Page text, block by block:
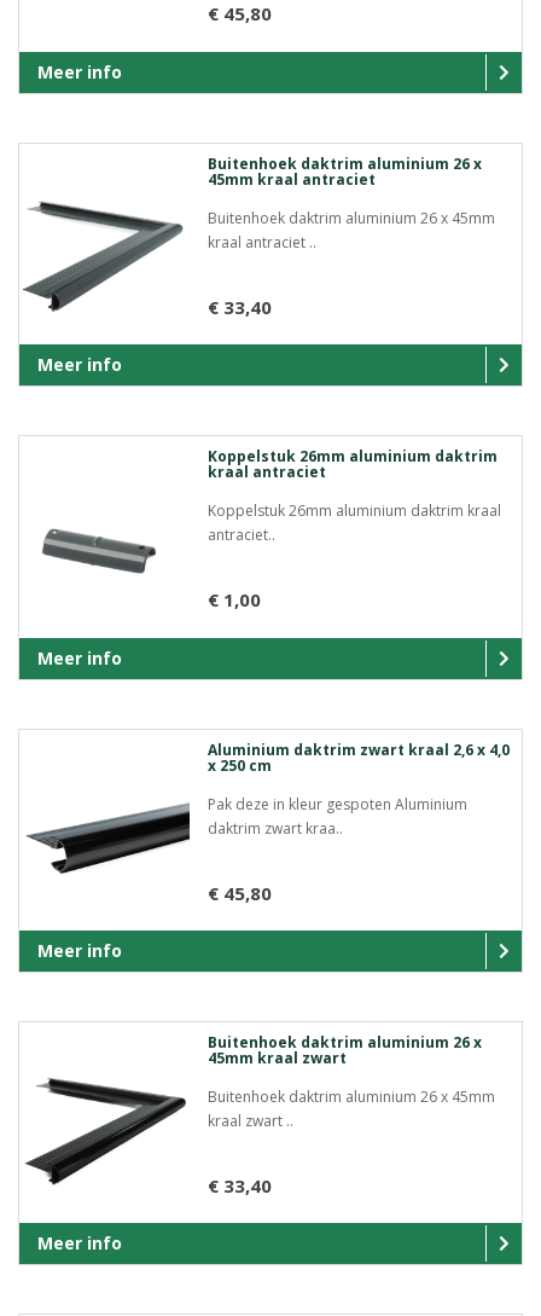
€ 45,80
Meer info
Buitenhoek daktrim aluminium 26 x
45mm kraal antraciet
Buitenhoek daktrim aluminium 26 x 45mm
kraal antraciet ..
€ 33,40
Meer info
Koppelstuk 26mm aluminium daktrim
kraal antraciet
Koppelstuk 26mm aluminium daktrim kraal
antraciet..
€ 1,00
Meer info
Aluminium daktrim zwart kraal 2,6 x 4,0
x 250 cm
Pak deze in kleur gespoten Aluminium
daktrim zwart kraa..
€ 45,80
Meer info
Buitenhoek daktrim aluminium 26 x
45mm kraal zwart
Buitenhoek daktrim aluminium 26 x 45mm
kraal zwart ..
€ 33,40
Meer info